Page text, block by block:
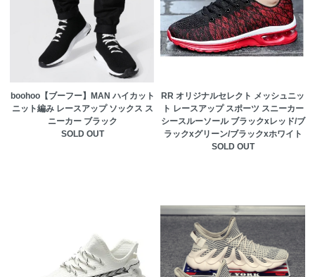
boohoo【ブーフー】MAN ハイカット
ニット編み レースアップ ソックス ス
ニーカー ブラック
SOLD OUT
RR オリジナルセレクト メッシュニッ
ト レースアップ スポーツ スニーカー
シースルーソール ブラックxレッド/ブ
ラックxグリーン/ブラックxホワイト
SOLD OUT